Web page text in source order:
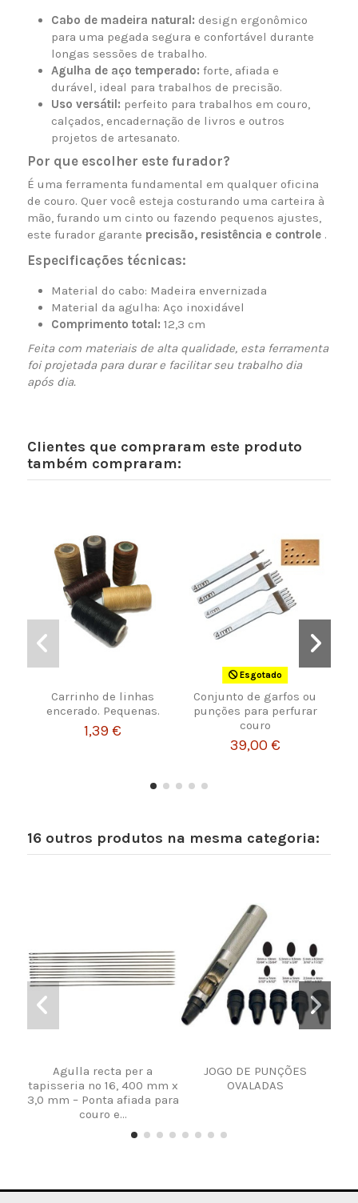
Cabo de madeira natural: design ergonômico
para uma pegada segura e confortável durante
longas sessões de trabalho.
Agulha de aço temperado: forte, afiada e
durável, ideal para trabalhos de precisão.
Uso versátil: perfeito para trabalhos em couro,
calçados, encadernação de livros e outros
projetos de artesanato.
Por que escolher este furador?
É uma ferramenta fundamental em qualquer oficina
de couro. Quer você esteja costurando uma carteira à
mão, furando um cinto ou fazendo pequenos ajustes,
este furador garante precisão, resistência e controle.
Especificações técnicas:
Material do cabo: Madeira envernizada
Material da agulha: Aço inoxidável
Comprimento total: 12,3 cm
Feita com materiais de alta qualidade, esta ferramenta
foi projetada para durar e facilitar seu trabalho dia
após dia.
Clientes que compraram este produto
também compraram:
Carrinho de linhas
encerado. Pequenas.
1,39 €
Esgotado
Conjunto de garfos ou
punções para perfurar
couro
39,00 €
16 outros produtos na mesma categoria:
Agulla recta per a
tapisseria nº 16, 400 mm x
3,0 mm – Ponta afiada para
couro e...
JOGO DE PUNÇÕES
OVALADAS